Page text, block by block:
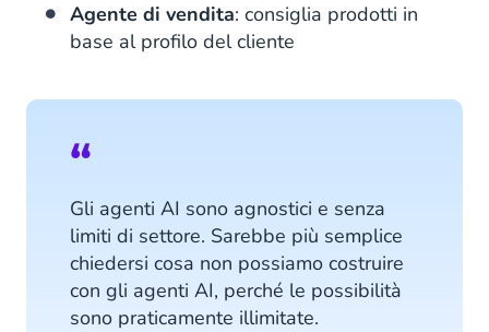
Agente di vendita: consiglia prodotti in
base al profilo del cliente
Gli agenti AI sono agnostici e senza
limiti di settore. Sarebbe più semplice
chiedersi cosa non possiamo costruire
con gli agenti AI, perché le possibilità
sono praticamente illimitate.